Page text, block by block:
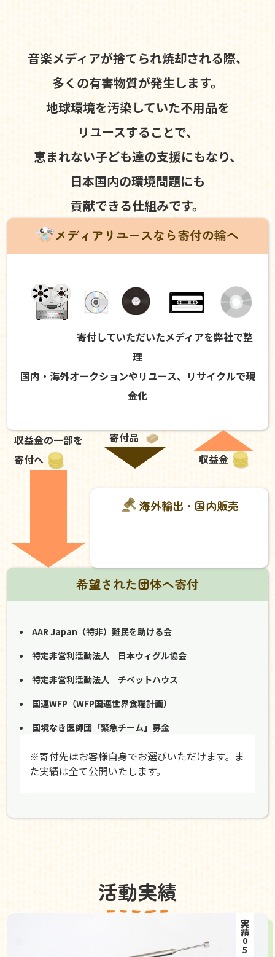
音楽メディアが捨てられ焼却される際、
多くの有害物質が発生します。
地球環境を汚染していた不用品を
リユースすることで、
恵まれない子ども達の支援にもなり、
日本国内の環境問題にも
貢献できる仕組みです。
メディアリユースなら寄付の輪へ
寄付していただいたメディアを弊社で整
理
国内・海外オークションやリユース、リサイクルで現
金化
収益金の一部を
寄付へ
寄付品
収益金
海外輸出・国内販売
希望された団体へ寄付
AAR Japan（特非）難民を助ける会
特定非営利活動法人 日本ウィグル協会
特定非営利活動法人 チベットハウス
国連WFP（WFP国連世界食糧計画）
国境なき医師団「緊急チーム」募金
※寄付先はお客様自身でお選びいただけます。ま
た実績は全て公開いたします。
活動実績
実績05